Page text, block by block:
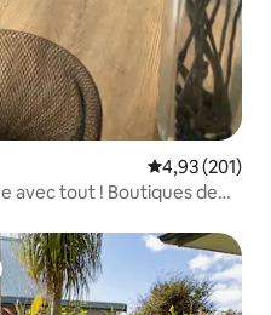
Évaluation
4,93 (201)
avec tout ! Boutiques de
appréciés